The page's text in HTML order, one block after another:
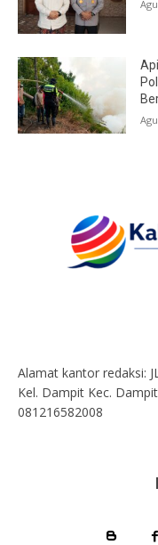
Alamat kantor redaksi:
Kel. Dampit Kec.
081216582008